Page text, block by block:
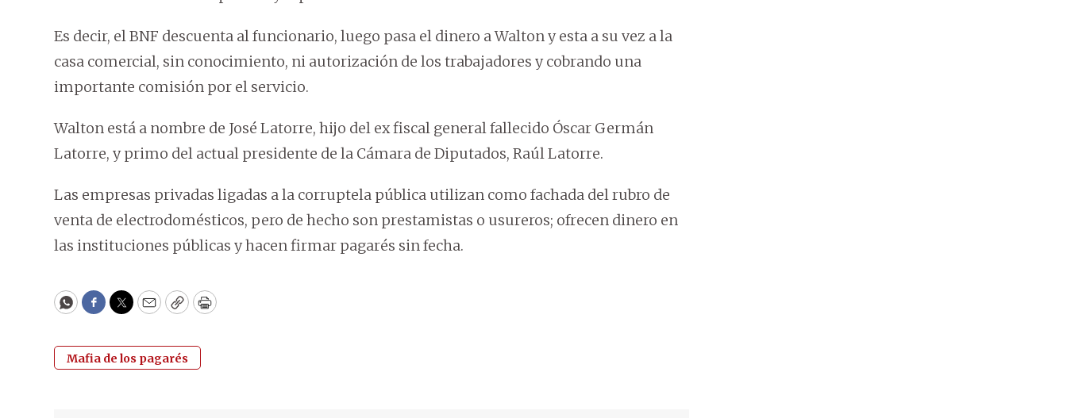
Es decir, el BNF descuenta al funcionario, luego pasa el dinero a Walton y esta a su vez a la
casa comercial, sin conocimiento, ni autorización de los trabajadores y cobrando una
importante comisión por el servicio.
Walton está a nombre de José Latorre, hijo del ex fiscal general fallecido Óscar Germán
Latorre, y primo del actual presidente de la Cámara de Diputados, Raúl Latorre.
Las empresas privadas ligadas a la corruptela pública utilizan como fachada del rubro de
venta de electrodomésticos, pero de hecho son prestamistas o usureros; ofrecen dinero en
las instituciones públicas y hacen firmar pagarés sin fecha.
WhatsApp
Facebook
Twitter
EmailCopyPrint
Mafia de los pagarés